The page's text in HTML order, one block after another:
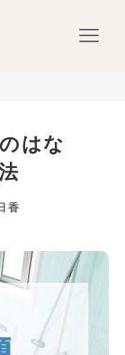
はな
香